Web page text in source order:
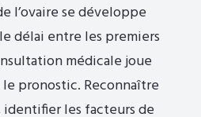
l’ovaire se développe
délai entre les premiers
médicale joue
pronostic. Reconnaître
identifier les facteurs de